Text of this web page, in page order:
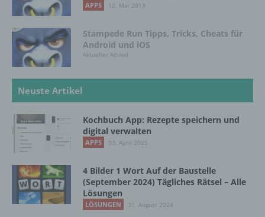
APPS 12. Mai 2013
Stampede Run Tipps, Tricks, Cheats für
Android und iOS
Aktueller Artikel
Neuste Artikel
Kochbuch App: Rezepte speichern und
digital verwalten
APPS 03. April 2025
4 Bilder 1 Wort Auf der Baustelle
(September 2024) Tägliches Rätsel – Alle
Lösungen
LÖSUNGEN 31. August 2024
Auftragsverarbeiter ist eine natürliche oder
juristische Person, Behörde, Einrichtung
verarbeitet.
i) Empfänger
Empfänger ist eine natürliche oder juristische
Person, Behörde, Einrichtung oder andere
Stelle, der personenbezogene Daten
offengelegt werden, unabhängig davon, ob
es sich bei ihr um einen Dritten handelt oder